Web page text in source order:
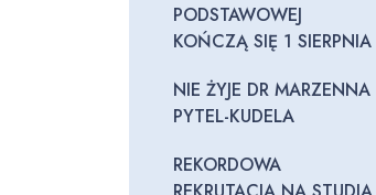
PODSTAWOWEJ
KOŃCZĄ SIĘ 1 SIERPNIA
NIE ŻYJE DR MARZENNA
PYTEL-KUDELA
REKORDOWA